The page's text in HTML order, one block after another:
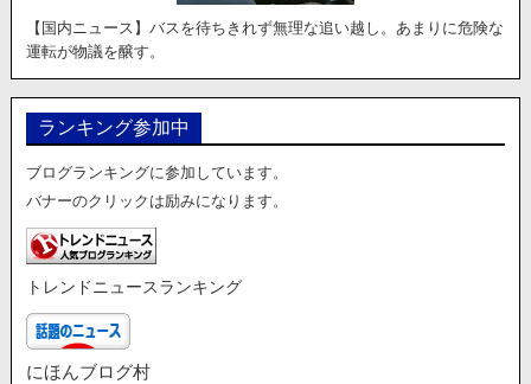
【国内ニュース】バスを待ちきれず無理な追い越し。あまりに危険な
運転が物議を醸す。
ランキング参加中
ブログランキングに参加しています。
バナーのクリックは励みになります。
トレンドニュースランキング
にほんブログ村